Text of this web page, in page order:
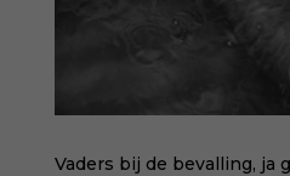
Vaders bij de bevalling, ja